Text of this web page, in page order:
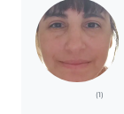
(1)